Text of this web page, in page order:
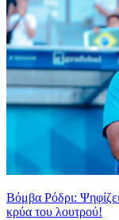
Βόμβα Ρόδρι:
κρύα του λουτρού!